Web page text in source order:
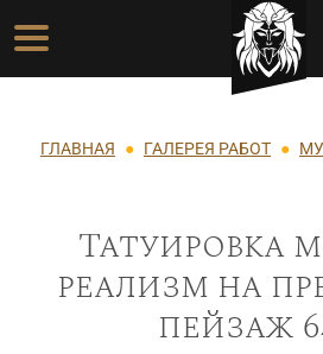
Перейти к основному
Основная навигация
Строка навигации
ГЛАВНАЯ ГАЛЕРЕЯ РАБОТ
Татуировка
реализм на
пейзаж